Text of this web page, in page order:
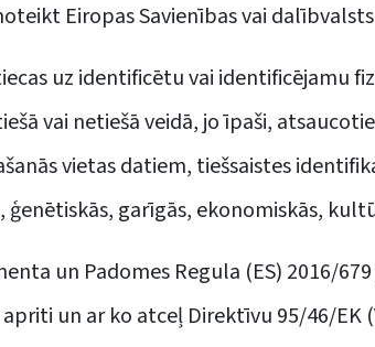
Eiropas Savienības vai
uz identificētu vai identificējamu
vai netiešā veidā, jo īpaši,
vietas datiem, tiešsaistes
garīgās, ekonomiskās,
un Padomes Regula (ES) 2016/
un ar ko atceļ Direktīvu 95/46/EK